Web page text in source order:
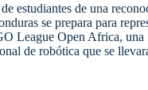
estudiantes de una
se prepara para
League Open Africa, una
de robótica que se